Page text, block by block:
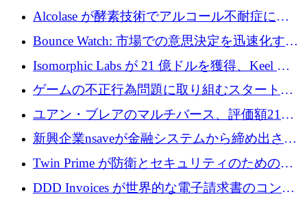
万ユーロのプレシードを提供して開始
Alcolase が酵素技術でアルコール不耐症に取
り組むために 150 万ユーロを調達
Bounce Watch: 市場での意思決定を迅速化する
ためのインテリジェンス層を構築する
Isomorphic Labs が 21 億ドルを獲得、Keel の
ネオバンク後の軸、ポーランドのソフトウェ
ア進化
ゲームの不正行為問題に取り組むスタートア
ップを紹介する
ユアン・ブレアのマルチバース、評価額21億
ドルで7,000万ドルを調達
新興企業nsaveが金融システムから締め出され
たシリア人に国際銀行アクセスをもたらす
Twin Prime が防衛とセキュリティのためのフ
ロンティア AI モデルを構築するために 1,000
DDD Invoices が世界的な電子請求書のコンプ